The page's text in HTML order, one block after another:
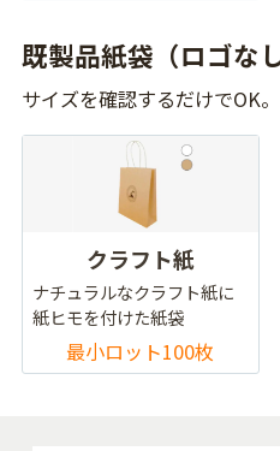
既製品紙袋（ロゴなし
サイズを確認するだけでOK
クラフト紙
ナチュラルなクラフト紙に
紙ヒモを付けた紙袋
最小ロット100枚